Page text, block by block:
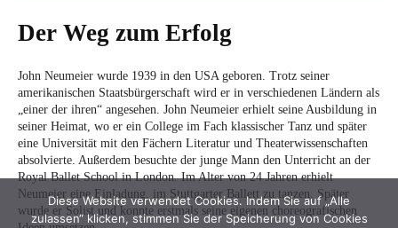
Diese Website verwendet Cookies. Indem Sie auf „Alle
zulassen“ klicken, stimmen Sie der Speicherung von Cookies